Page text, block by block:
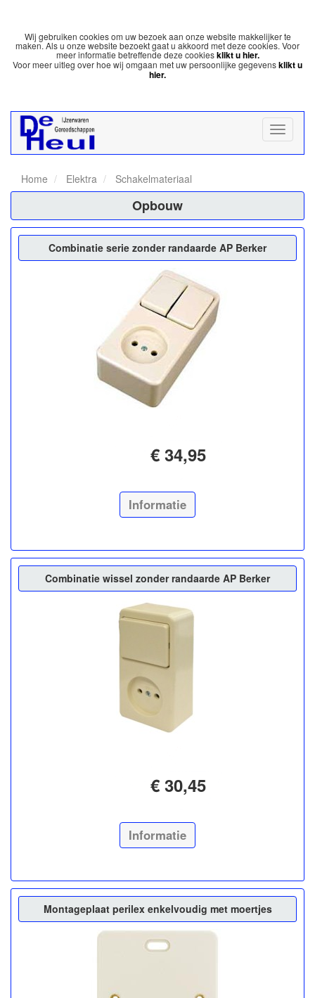
Wij gebruiken cookies om uw bezoek aan onze website makkelijker te
maken. Als u onze website bezoekt gaat u akkoord met deze cookies. Voor
meer informatie betreffende deze cookiesklikt u hier.
Voor meer uitleg over hoe wij omgaan met uw persoonlijke gegevensklikt u
hier.
Home Elektra Schakelmateriaal
Opbouw
Combinatie serie zonder randaarde AP Berker
€ 34,95
Informatie
Combinatie wissel zonder randaarde AP Berker
€ 30,45
Informatie
Montageplaat perilex enkelvoudig met moertjes